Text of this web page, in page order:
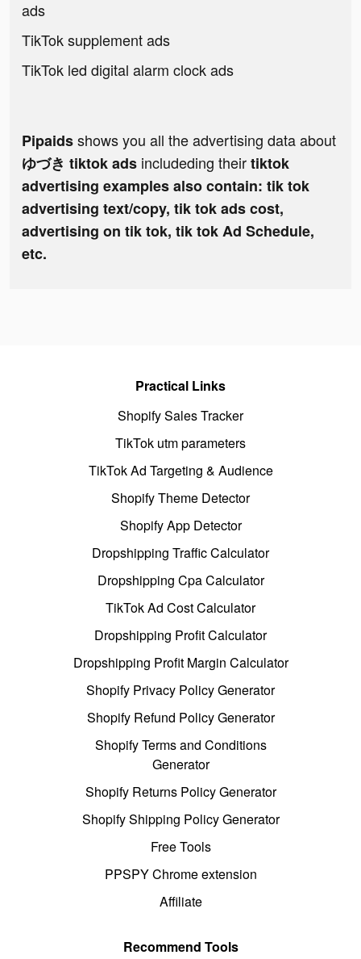
ads
TikTok supplement ads
TikTok led digital alarm clock ads
Pipaidsshows you all the advertising data about
ゆづき tiktok ads includeding theirtiktok
advertising examples also contain: tik tok
advertising text/copy, tik tok ads cost,
advertising on tik tok, tik tok Ad Schedule,
etc.
Practical Links
Shopify Sales Tracker
TikTok utm parameters
TikTok Ad Targeting & Audience
Shopify Theme Detector
Shopify App Detector
Dropshipping Traffic Calculator
Dropshipping Cpa Calculator
TikTok Ad Cost Calculator
Dropshipping Profit Calculator
Dropshipping Profit Margin Calculator
Shopify Privacy Policy Generator
Shopify Refund Policy Generator
Shopify Terms and Conditions
Generator
Shopify Returns Policy Generator
Shopify Shipping Policy Generator
Free Tools
PPSPY Chrome extension
Affiliate
Recommend Tools